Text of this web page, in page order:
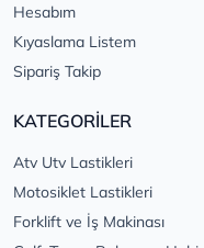
Hesabım
Kıyaslama Listem
Sipariş Takip
KATEGORİLER
Atv Utv Lastikleri
Motosiklet Lastikleri
Forklift ve İş Makinası